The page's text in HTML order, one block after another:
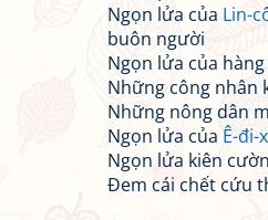
Ngọn lửa của Lin-
buôn người
Ngọn lửa của
Những công nhân
Những nông dân
Ngọn lửa của Ê-đi-
Ngọn lửa kiên
Đem cái chết cứu